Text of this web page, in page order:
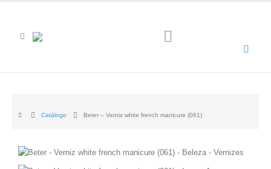
Catálogo Beter – Verniz white french manicure (061)